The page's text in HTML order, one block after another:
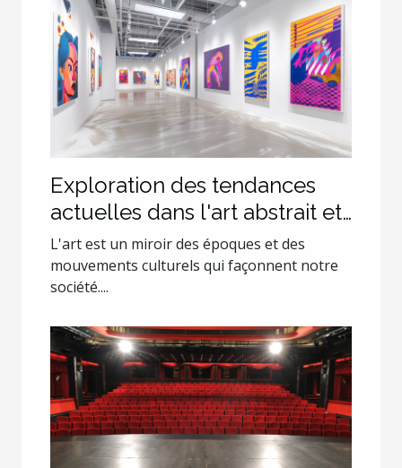
Exploration des tendances
actuelles dans l'art abstrait et
pop art
L'art est un miroir des époques et des
mouvements culturels qui façonnent notre
société....